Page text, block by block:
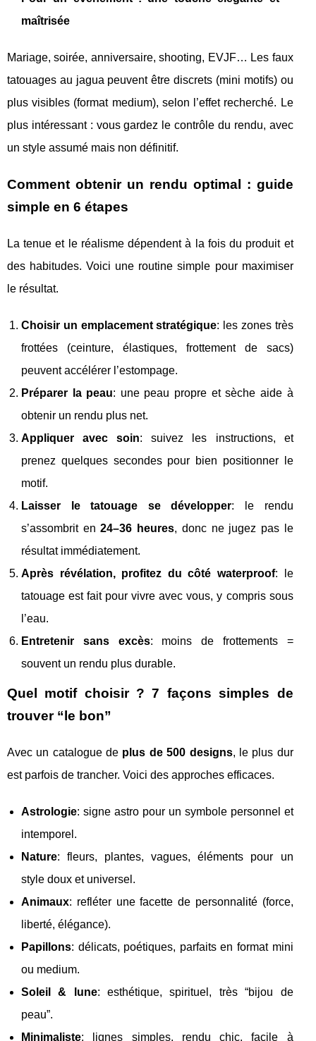
maîtrisée
Mariage, soirée, anniversaire, shooting, EVJF… Les faux
tatouages au jagua peuvent être discrets (mini motifs) ou
plus visibles (format medium), selon l’effet recherché. Le
plus intéressant : vous gardez le contrôle du rendu, avec
un style assumé mais non définitif.
Comment obtenir un rendu optimal : guide
simple en 6 étapes
La tenue et le réalisme dépendent à la fois du produit et
des habitudes. Voici une routine simple pour maximiser
le résultat.
Choisir un emplacement stratégique: les zones très
frottées (ceinture, élastiques, frottement de sacs)
peuvent accélérer l’estompage.
Préparer la peau: une peau propre et sèche aide à
obtenir un rendu plus net.
Appliquer avec soin: suivez les instructions, et
prenez quelques secondes pour bien positionner le
motif.
Laisser le tatouage se développer: le rendu
s’assombrit en24–36 heures, donc ne jugez pas le
résultat immédiatement.
Après révélation, profitez du côté waterproof: le
tatouage est fait pour vivre avec vous, y compris sous
l’eau.
Entretenir sans excès: moins de frottements =
souvent un rendu plus durable.
Quel motif choisir ? 7 façons simples de
trouver “le bon”
Avec un catalogue de plus de 500 designs, le plus dur
est parfois de trancher. Voici des approches efficaces.
Astrologie: signe astro pour un symbole personnel et
intemporel.
Nature: fleurs, plantes, vagues, éléments pour un
style doux et universel.
Animaux: refléter une facette de personnalité (force,
liberté, élégance).
Papillons: délicats, poétiques, parfaits en format mini
ou medium.
Soleil & lune: esthétique, spirituel, très “bijou de
peau”.
Minimaliste: lignes simples, rendu chic, facile à